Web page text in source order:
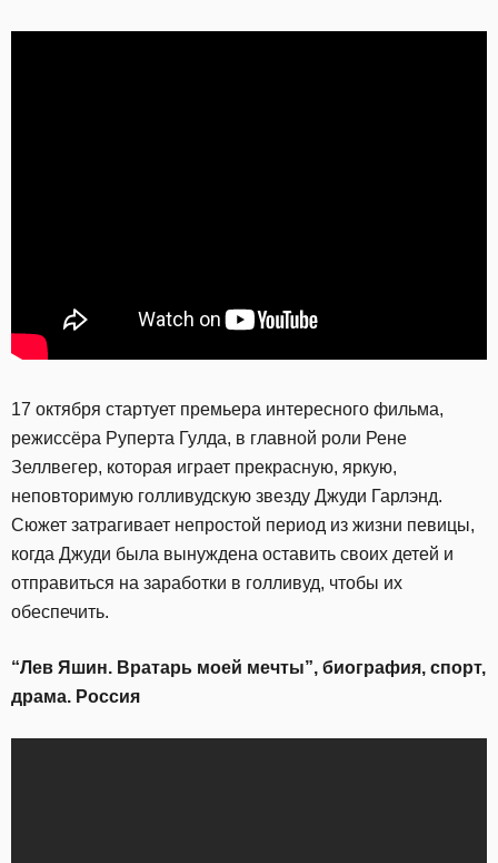
17 октября стартует премьера интересного фильма,
режиссёра Руперта Гулда, в главной роли Рене
Зеллвегер, которая играет прекрасную, яркую,
неповторимую голливудскую звезду Джуди Гарлэнд.
Сюжет затрагивает непростой период из жизни певицы,
когда Джуди была вынуждена оставить своих детей и
отправиться на заработки в голливуд, чтобы их
обеспечить.
“Лев Яшин. Вратарь моей мечты”, биография, спорт,
драма. Россия